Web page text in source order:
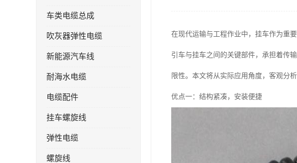
车类电缆总成
吹灰器弹性电缆
新能源汽车线
耐海水电缆
电缆配件
挂车螺旋线
弹性电缆
螺旋线
在现代运输与工程作业中，挂车作为重
引车与挂车之间的关键部件，承担着传
限性。本文将从实际应用角度，客观分
优点一：结构紧凑，安装便捷